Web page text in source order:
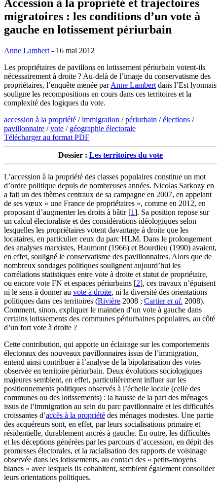
Accession à la propriété et trajectoires
migratoires : les conditions d’un vote à
gauche en lotissement périurbain
Anne Lambert - 16 mai 2012
Les propriétaires de pavillons en lotissement périurbain votent-ils
nécessairement à droite ? Au-delà de l’image du conservatisme des
propriétaires, l’enquête menée parAnne Lambert dans l’Est lyonnais
souligne les recompositions en cours dans ces territoires et la
complexité des logiques du vote.
accession à la propriété /immigration /périurbain /élections /
pavillonnaire /vote / géographie électorale
Télécharger au format PDF
Dossier : Les territoires du vote
L’accession à la propriété des classes populaires constitue un mot
d’ordre politique depuis de nombreuses années. Nicolas Sarkozy en
a fait un des thèmes centraux de sa campagne en 2007, en appelant
de ses vœux « une France de propriétaires », comme en 2012, en
proposant d’augmenter les droits à bâtir[1]. Sa position repose sur
un calcul électoraliste et des considérations idéologiques selon
lesquelles les propriétaires votent davantage à droite que les
locataires, en particulier ceux du parc HLM. Dans le prolongement
des analyses marxistes, Haumont (1966) et Bourdieu (1990) avaient,
en effet, souligné le conservatisme des pavillonnaires. Alors que de
nombreux sondages politiques soulignent aujourd’hui les
corrélations statistiques entre vote à droite et statut de propriétaire,
ou encore vote FN et espaces périurbains [2], ces travaux n’épuisent
ni le sens à donner au vote à droite, ni la diversité des orientations
politiques dans ces territoires (Rivière 2008 ; Cartieret al. 2008).
Comment, sinon, expliquer le maintien d’un vote à gauche dans
certains lotissements des communes périurbaines populaires, au côté
d’un fort vote à droite ?
Cette contribution, qui apporte un éclairage sur les comportements
électoraux des nouveaux pavillonnaires issus de l’immigration,
entend ainsi contribuer à l’analyse de la bipolarisation des votes
observée en territoire périurbain. Deux évolutions sociologiques
majeures semblent, en effet, particulièrement influer sur les
positionnements politiques observés à l’échelle locale (celle des
communes ou des lotissements) : la hausse de la part des ménages
issus de l’immigration au sein du parc pavillonnaire et les difficultés
croissantes d’accès à la propriété des ménages modestes. Une partie
des acquéreurs sont, en effet, par leurs socialisations primaire et
résidentielle, durablement ancrés à gauche. En outre, les difficultés
et les déceptions générées par les parcours d’accession, en dépit des
promesses électorales, et la racialisation des rapports de voisinage
observée dans les lotissements, au contact des « petits-moyens
blancs » avec lesquels ils cohabitent, semblent également consolider
leurs orientations politiques.